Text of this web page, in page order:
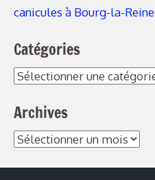
canicules à Bourg-la-Reine
Catégories
Archives